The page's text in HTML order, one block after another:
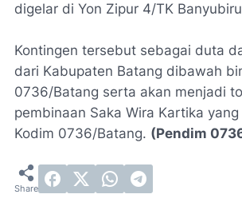
digelar di Yon Zipur 4/TK
Kontingen tersebut sebagai duta
dari Kabupaten Batang dibawah
0736/Batang serta akan menjadi
pembinaan Saka Wira Kartika
Kodim 0736/Batang. (Pendim